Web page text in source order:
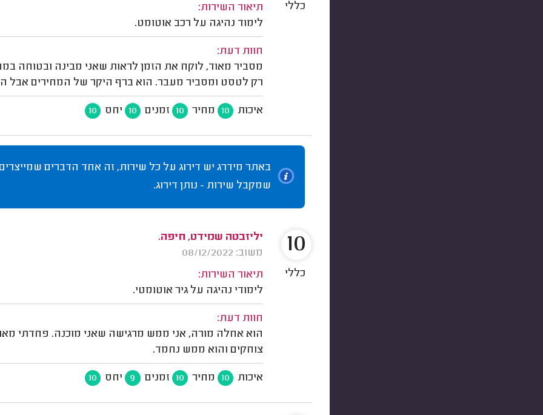
תיאור השירות:
לימוד נהיגה על רכב אוטומט.
חוות דעת:
מסביר מאוד, לוקח את הזמן לראות שאני מבינה ובטוחה
רק לטסט ומסביר מעבר. הוא ברף היקר של המחירים אבל
איכות 10 מחיר 10 זמנים 10 יחס 10
כללי
באתר מידרג יש דירוג על כל שירות, זה אחד הדברים
שמקבל שירות - נותן דירוג.
יליזבטה שמידט, חיפה.
משוב: 08/12/2022
תיאור השירות:
לימודי נהיגה על גיר אוטומטי.
חוות דעת:
הוא אחלה מורה, אני ממש מרגישה שאני מוכנה. פחדתי
צוחקים והוא ממש נחמד.
איכות 10 מחיר 10 זמנים 9 יחס 10
10
כללי